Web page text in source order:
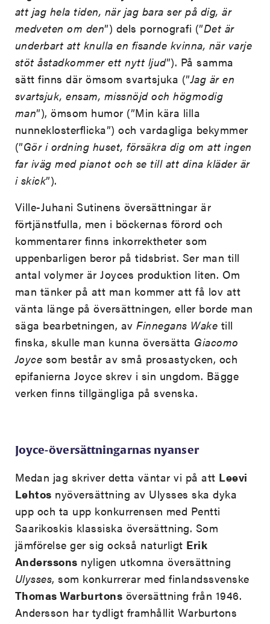
att jag hela tiden, när jag bara ser på dig, är
medveten om den”) dels pornografi (”Det är
underbart att knulla en fisande kvinna, när varje
stöt åstadkommer ett nytt ljud”). På samma
sätt finns där ömsom svartsjuka (”Jag är en
svartsjuk, ensam, missnöjd och högmodig
man”), ömsom humor (”Min kära lilla
nunneklosterflicka”) och vardagliga bekymmer
(”Gör i ordning huset, försäkra dig om att ingen
far iväg med pianot och se till att dina kläder är
i skick”).
Ville-Juhani Sutinens översättningar är
förtjänstfulla, men i böckernas förord och
kommentarer finns inkorrektheter som
uppenbarligen beror på tidsbrist. Ser man till
antal volymer är Joyces produktion liten. Om
man tänker på att man kommer att få lov att
vänta länge på översättningen, eller borde man
säga bearbetningen, avFinnegans Wake till
finska, skulle man kunna översätta Giacomo
Joyce som består av små prosastycken, och
epifanierna Joyce skrev i sin ungdom. Bägge
verken finns tillgängliga på svenska.
Joyce-översättningarnas nyanser
Medan jag skriver detta väntar vi på att Leevi
Lehtos nyöversättning av Ulysses ska dyka
upp och ta upp konkurrensen med Pentti
Saarikoskis klassiska översättning. Som
jämförelse ger sig också naturligt Erik
Anderssons nyligen utkomna översättning
Ulysses, som konkurrerar med finlandssvenske
Thomas Warburtons översättning från 1946.
Andersson har tydligt framhållit Warburtons